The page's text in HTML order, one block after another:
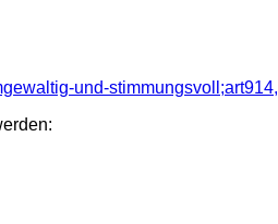
und-